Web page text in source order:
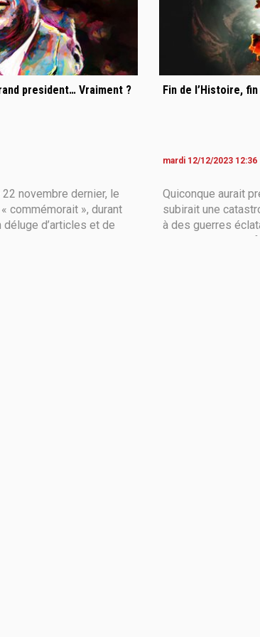
president… Vraiment ?
22 novembre dernier, le
commémorait », durant
déluge d’articles et de
Fin de l’Histoire,
mardi 12/12/2023 12:36
Quiconque aurait
subirait une
à des guerres